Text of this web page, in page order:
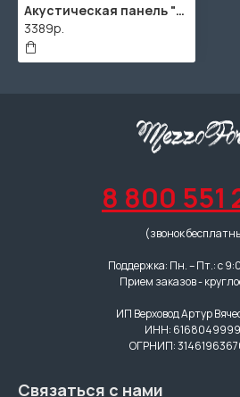
Акустическая панель "Гриб" / 1980х990х50мм / 2м² / SPG2236 / Зеленый
3389р.
8 800 551
(звонок
Поддержка: Пн. – Пт.: с
Прием заказов -
ИП Верховод Артур
ИНН:
ОГРНИП:
Связаться с нами